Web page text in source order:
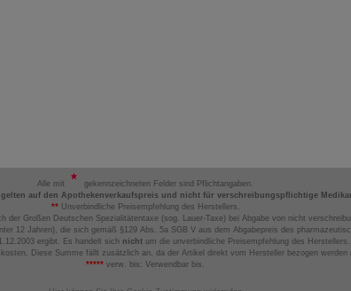
Alle mit
gekennzeichneten Felder sind Pflichtangaben.
gelten auf den Apothekenverkaufspreis und nicht für verschreibungspflichtige
**Unverbindliche Preisempfehlung des Herstellers.
der Großen Deutschen Spezialitätentaxe (sog. Lauer-Taxe) bei Abgabe von nicht
12 Jahren), die sich gemäß §129 Abs. 5a SGB V aus dem Abgabepreis des
ergibt. Es handelt sich nicht um die unverbindliche Preisempfehlung des Herstellers.
Diese Summe fällt zusätzlich an, da der Artikel direkt vom Hersteller bezogen werden
***** verw. bis: Verwendbar bis.